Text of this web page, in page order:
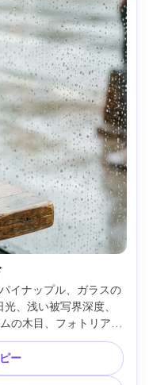
イナップル、ガラスの
、浅い被写界深度、
の木目、フォトリアル
い雨の背景の間の居心
--ar 4:5
ー